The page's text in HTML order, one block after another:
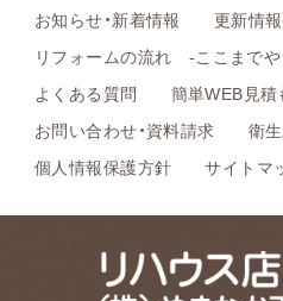
お知らせ・新着情報
更新情報
リフォームの流れ -ここまでや
よくある質問
簡単WEB見積
お問い合わせ・資料請求
衛
個人情報保護方針
サイトマ